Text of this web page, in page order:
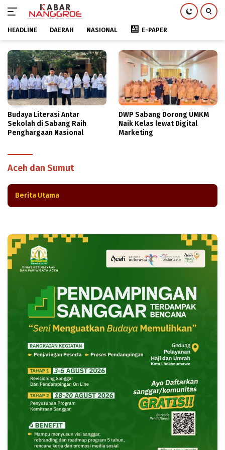
konten
HEADLINE DAERAH NASIONAL E-PAPER
Budaya Literasi Antar
Sekolah di Sabang Raih
Penghargaan Nasional
DWP Sabang Dorong UMKM
Naik Kelas lewat Digital
Marketing
Aceh dan Sumut
Olah Raga
59 Klub Panahan Aceh dan Sumut Ramaikan
Oemar Diyan Àrchery Championship ke-3
Berita Utama